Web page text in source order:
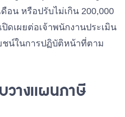
อน หรือปรับไม่เกิน 200,000
ดเผยต่อเจ้าพนักงานประเมิน
ชน์ในการปฏิบัติหน้าที่ตาม
วางแผนภาษี